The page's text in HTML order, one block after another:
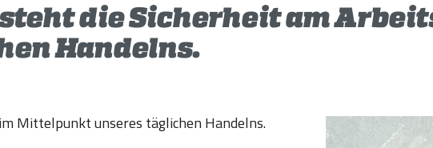
die Sicherheit am
Handelns.
Mittelpunkt unseres täglichen Handelns.